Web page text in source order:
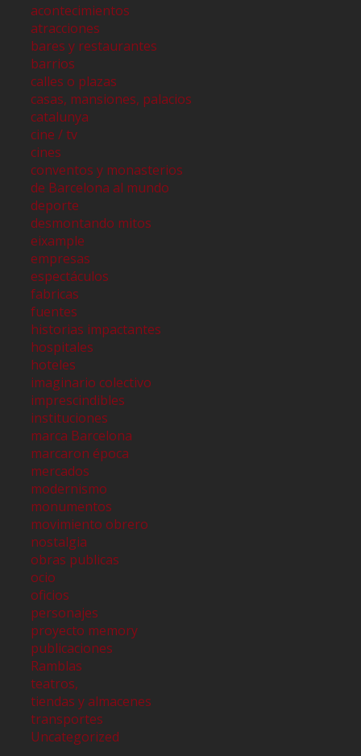
acontecimientos
atracciones
bares y restaurantes
barrios
calles o plazas
casas, mansiones, palacios
catalunya
cine / tv
cines
conventos y monasterios
de Barcelona al mundo
deporte
desmontando mitos
eixample
empresas
espectáculos
fabricas
fuentes
historias impactantes
hospitales
hoteles
imaginario colectivo
imprescindibles
instituciones
marca Barcelona
marcaron época
mercados
modernismo
monumentos
movimiento obrero
nostalgia
obras publicas
ocio
oficios
personajes
proyecto memory
publicaciones
Ramblas
teatros,
tiendas y almacenes
transportes
Uncategorized